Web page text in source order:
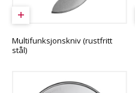
Multifunksjonskniv (rustfritt
stål)